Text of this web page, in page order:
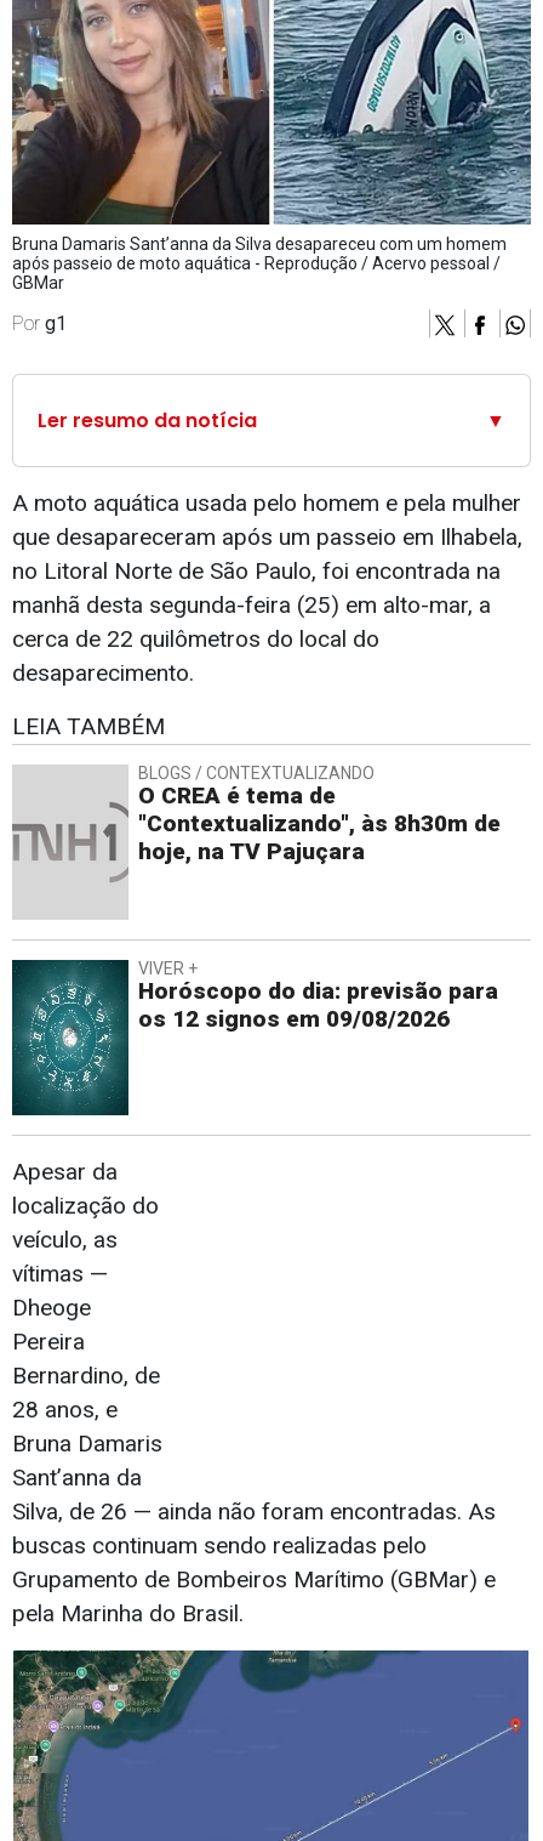
Bruna Damaris Sant’anna da Silva desapareceu com um homem
após passeio de moto aquática - Reprodução / Acervo pessoal /
GBMar
Por g1
Ler resumo da notícia ▼
A moto aquática usada pelo homem e pela mulher
que desapareceram após um passeio em Ilhabela,
no Litoral Norte de São Paulo, foi encontrada na
manhã desta segunda-feira (25) em alto-mar, a
cerca de 22 quilômetros do local do
desaparecimento.
LEIA TAMBÉM
BLOGS / CONTEXTUALIZANDO
O CREA é tema de
"Contextualizando", às 8h30m de
hoje, na TV Pajuçara
VIVER +
Horóscopo do dia: previsão para
os 12 signos em 09/08/2026
Apesar da
localização do
veículo, as
vítimas —
Dheoge
Pereira
Bernardino, de
28 anos, e
Bruna Damaris
Sant’anna da
Silva, de 26 — ainda não foram encontradas. As
buscas continuam sendo realizadas pelo
Grupamento de Bombeiros Marítimo (GBMar) e
pela Marinha do Brasil.